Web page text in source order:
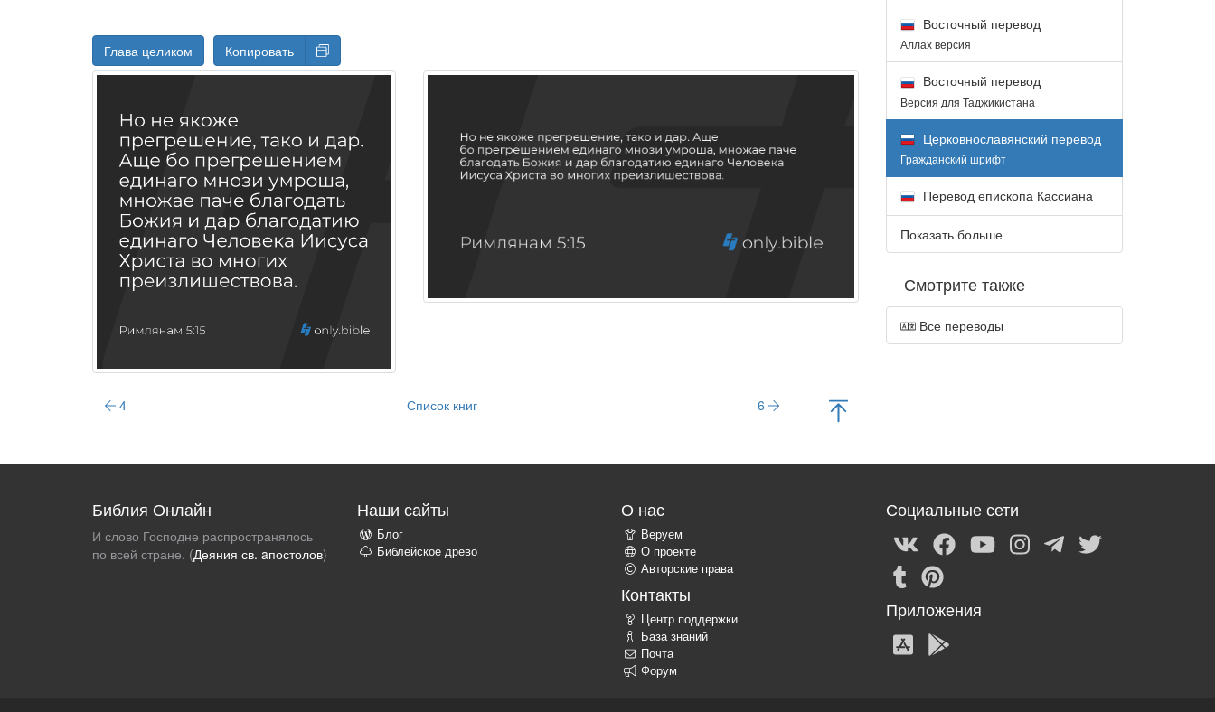
Глава целиком Копировать
4 Список книг 6
Восточный перевод
Аллах версия
Восточный перевод
Версия для Таджикистана
Церковнославянский перевод
Гражданский шрифт
Перевод епископа Кассиана
Показать больше
Смотрите также
Все переводы
Библия Онлайн
И слово Господне распространялось
по всей стране. (Деяния св. aпостолов)
Наши сайты
Блог
Библейское древо
О нас
Веруем
О проекте
Авторские права
Контакты
Центр поддержки
База знаний
Почта
Форум
Социальные сети
Приложения